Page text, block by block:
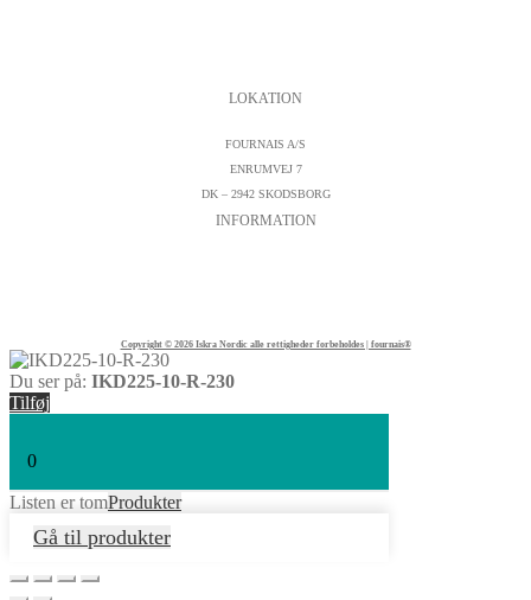
LOKATION
FOURNAIS A/S
ENRUMVEJ 7
DK – 2942 SKODSBORG
INFORMATION
Copyright © 2026 Iskra Nordic alle rettigheder forbeholdes | fournais®
Du ser på: IKD225-10-R-230
Tilføj
0
Listen er tomProdukter
Gå til produkter